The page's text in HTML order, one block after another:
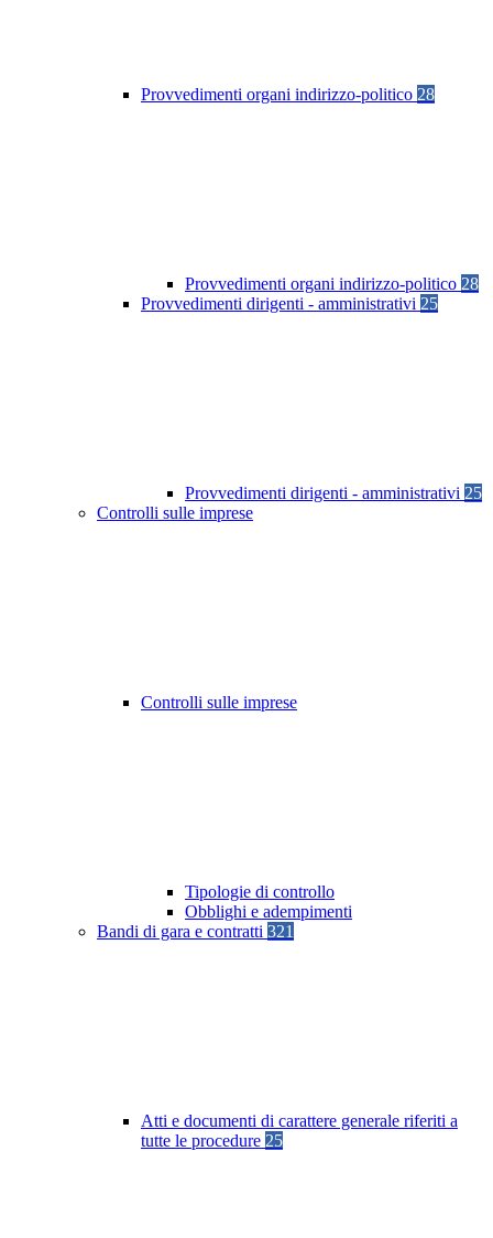
Provvedimenti organi indirizzo-politico 28
Provvedimenti organi indirizzo-politico 28
Provvedimenti dirigenti - amministrativi 25
Provvedimenti dirigenti - amministrativi 25
Controlli sulle imprese
Controlli sulle imprese
Tipologie di controllo
Obblighi e adempimenti
Bandi di gara e contratti 321
Atti e documenti di carattere generale riferiti a
tutte le procedure 25